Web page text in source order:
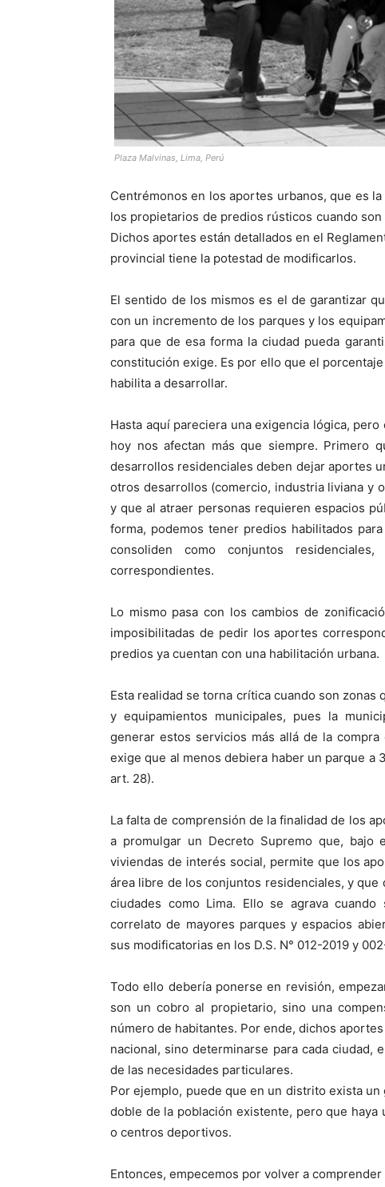
Plaza Malvinas, Lima, Perú
Centrémonos en los aportes urbanos, que es
los propietarios de predios rústicos cuando
Dichos aportes están detallados en el
provincial tiene la potestad de modificarlos.
El sentido de los mismos es el de garantizar
con un incremento de los parques y los
para que de esa forma la ciudad pueda
constitución exige. Es por ello que el
habilita a desarrollar.
Hasta aquí pareciera una exigencia lógica,
hoy nos afectan más que siempre. Primero
desarrollos residenciales deben dejar aportes
otros desarrollos (comercio, industria liviana y
y que al atraer personas requieren espacios
forma, podemos tener predios habilitados
consoliden como conjuntos
correspondientes.
Lo mismo pasa con los cambios de
imposibilitadas de pedir los aportes
predios ya cuentan con una habilitación urbana.
Esta realidad se torna crítica cuando son
y equipamientos municipales, pues la
generar estos servicios más allá de la
exige que al menos debiera haber un parque a
art. 28).
La falta de comprensión de la finalidad de los
a promulgar un Decreto Supremo que,
viviendas de interés social, permite que los
área libre de los conjuntos residenciales, y
ciudades como Lima. Ello se agrava
correlato de mayores parques y espacios
sus modificatorias en los D.S. N° 012-2019 y
Todo ello debería ponerse en revisión,
son un cobro al propietario, sino una
número de habitantes. Por ende, dichos
nacional, sino determinarse para cada ciudad,
de las necesidades particulares.
Por ejemplo, puede que en un distrito exista
doble de la población existente, pero que
o centros deportivos.
Entonces, empecemos por volver a